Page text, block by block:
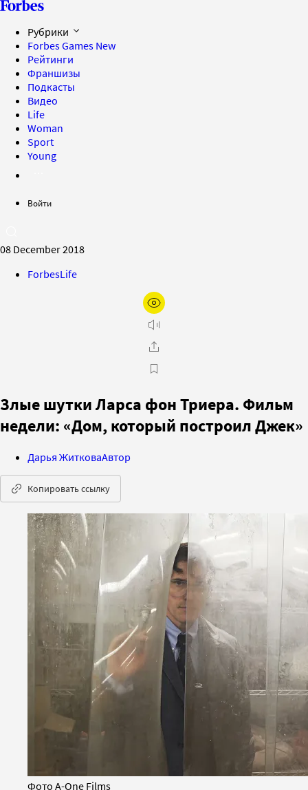
Рубрики
Forbes Games New
Рейтинги
Франшизы
Подкасты
Видео
Life
Woman
Sport
Young
Войти
08 December 2018
ForbesLife
Злые шутки Ларса фон Триера. Фильм
недели: «Дом, который построил Джек»
Дарья ЖитковаАвтор
Копировать ссылку
Фото A-One Films